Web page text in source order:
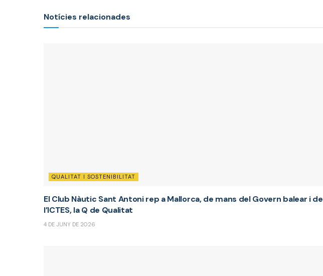
Notícies relacionades
QUALITAT I SOSTENIBILITAT
El Club Nàutic Sant Antoni rep a Mallorca, de mans del Govern balear i de
l’ICTES, la Q de Qualitat
4 DE JUNY DE 2026